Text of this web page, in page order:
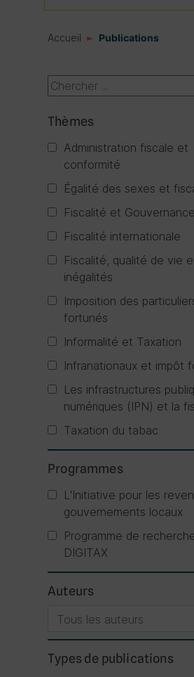
Accueil Publications
Thèmes
Administration fiscale et
conformité
Égalité des sexes et
Fiscalité et Gouvernance
Fiscalité internationale
Fiscalité, qualité de vie
inégalités
Imposition des
fortunés
Informalité et Taxation
Infranationaux et impôt
Les infrastructures
numériques (IPN) et la
Taxation du tabac
Programmes
L'Initiative pour les
gouvernements locaux
Programme de
DIGITAX
Auteurs
Types de publications